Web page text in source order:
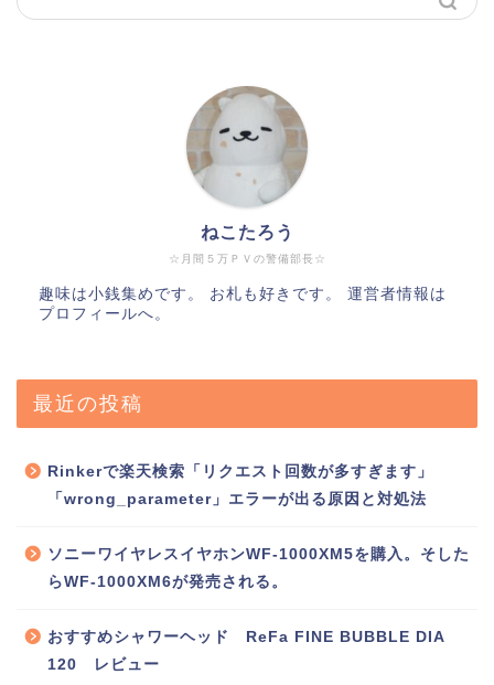
☆月間５万ＰＶの警備部長☆
ねこたろう
趣味は小銭集めです。 お札も好きです。 運営者情報は
プロフィールへ。
最近の投稿
Rinkerで楽天検索「リクエスト回数が多すぎます」
「wrong_parameter」エラーが出る原因と対処法
ソニーワイヤレスイヤホンWF-1000XM5を購入。そした
らWF-1000XM6が発売される。
おすすめシャワーヘッド ReFa FINE BUBBLE DIA
120 レビュー